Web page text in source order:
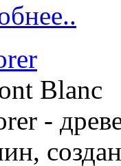
Blanc
-